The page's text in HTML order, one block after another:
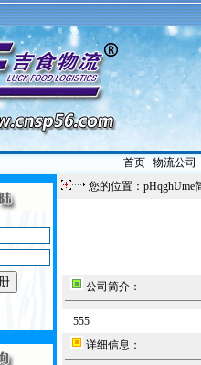
首页| 物流公司
您的位置：pHqghUme
公司简介：
555
详细信息：